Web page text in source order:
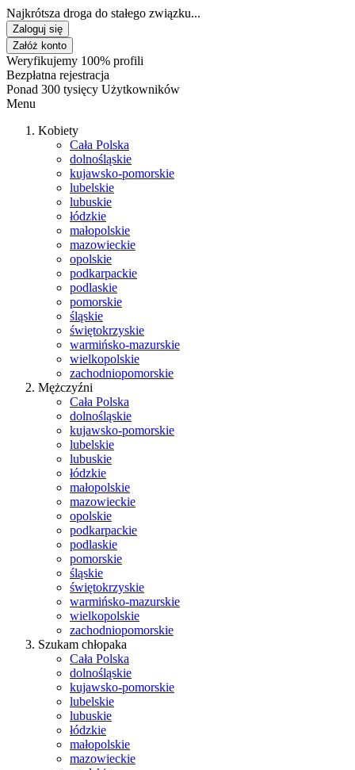
Najkrótsza droga do stałego związku...
Zaloguj się
Załóż konto
Weryfikujemy 100% profili
Bezpłatna rejestracja
Ponad 300 tysięcy Użytkowników
Menu
Kobiety
Cała Polska
dolnośląskie
kujawsko-pomorskie
lubelskie
lubuskie
łódzkie
małopolskie
mazowieckie
opolskie
podkarpackie
podlaskie
pomorskie
śląskie
świętokrzyskie
warmińsko-mazurskie
wielkopolskie
zachodniopomorskie
Mężczyźni
Cała Polska
dolnośląskie
kujawsko-pomorskie
lubelskie
lubuskie
łódzkie
małopolskie
mazowieckie
opolskie
podkarpackie
podlaskie
pomorskie
śląskie
świętokrzyskie
warmińsko-mazurskie
wielkopolskie
zachodniopomorskie
Szukam chłopaka
Cała Polska
dolnośląskie
kujawsko-pomorskie
lubelskie
lubuskie
łódzkie
małopolskie
mazowieckie